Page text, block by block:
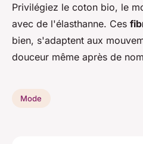
Privilégiez le coton bio, le
avec de l'élasthanne. Ces
bien, s'adaptent aux
douceur même après de
Mode